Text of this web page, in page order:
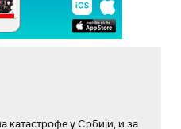
катастрофе у Србији, и за